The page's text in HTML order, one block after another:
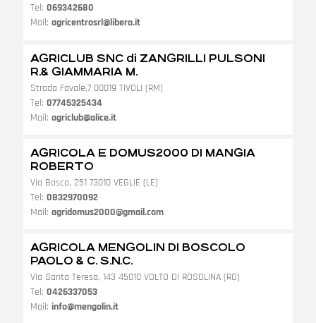
Tel: 069342680
Mail: agricentrosrl@libero.it
AGRICLUB SNC di ZANGRILLI PULSONI
R.& GIAMMARIA M.
Strada Favale,7 00019 TIVOLI (RM)
Tel: 07745325434
Mail: agriclub@alice.it
AGRICOLA E DOMUS2000 DI MANGIA
ROBERTO
Via Bosco, 251 73010 VEGLIE (LE)
Tel: 0832970092
Mail: agridomus2000@gmail.com
AGRICOLA MENGOLIN DI BOSCOLO
PAOLO & C. S.N.C.
Via Santa Teresa, 143 45010 VOLTO DI ROSOLINA (RO)
Tel: 0426337053
Mail: info@mengolin.it